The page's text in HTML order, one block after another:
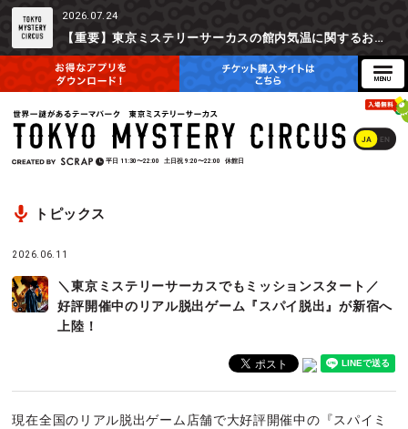
2026.07.24
【重要】東京ミステリーサーカスの館内気温に関するお詫びとご参加辞退時の返金対応について
JA EN
平日 11:30〜22:00 土日祝 9:20〜22:00 休館日
トピックス
2026.06.11
＼東京ミステリーサーカスでもミッションスタート／
好評開催中のリアル脱出ゲーム『スパイ脱出』が新宿へ
上陸！
現在全国のリアル脱出ゲーム店舗で大好評開催中の『スパイミ